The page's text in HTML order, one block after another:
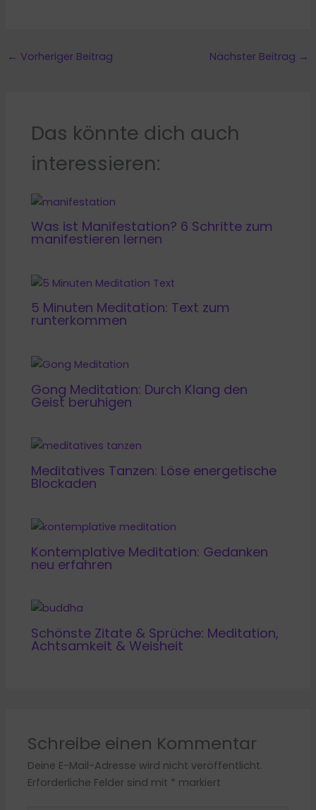
← Vorheriger Beitrag Nächster Beitrag →
Das könnte dich auch
interessieren:
Was ist Manifestation? 6 Schritte zum
manifestieren lernen
5 Minuten Meditation: Text zum
runterkommen
Gong Meditation: Durch Klang den
Geist beruhigen
Meditatives Tanzen: Löse energetische
Blockaden
Kontemplative Meditation: Gedanken
neu erfahren
Schönste Zitate & Sprüche: Meditation,
Achtsamkeit & Weisheit
Schreibe einen Kommentar
Deine E-Mail-Adresse wird nicht veröffentlicht.
Erforderliche Felder sind mit * markiert